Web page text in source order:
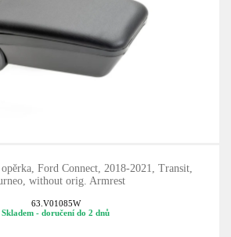
Ford Connect, 2018-2021, Transit,
without orig. Armrest
63.V01085W
Skladem - doručení do 2 dnů